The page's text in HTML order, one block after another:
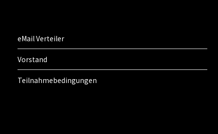
eMail Verteiler
Vorstand
Teilnahmebedingungen